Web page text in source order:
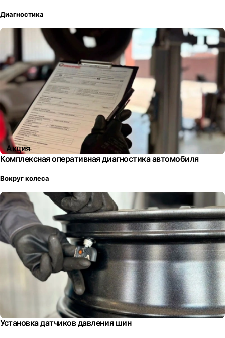
Диагностика
Акция
Комплексная оперативная диагностика автомобиля
Вокруг колеса
Установка датчиков давления шин